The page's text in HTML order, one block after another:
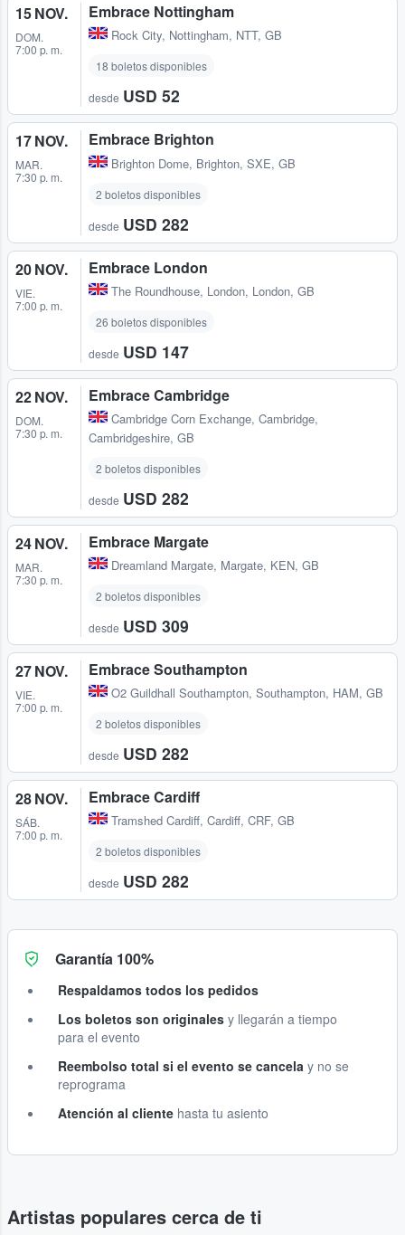
15 NOV.
DOM.
7:00 p. m.
Embrace Nottingham
Rock City, Nottingham, NTT, GB
18 boletos disponibles
desde USD 52
17 NOV.
MAR.
7:30 p. m.
Embrace Brighton
Brighton Dome, Brighton, SXE, GB
2 boletos disponibles
desde USD 282
20 NOV.
VIE.
7:00 p. m.
Embrace London
The Roundhouse, London, London, GB
26 boletos disponibles
desde USD 147
22 NOV.
DOM.
7:30 p. m.
Embrace Cambridge
Cambridge Corn Exchange, Cambridge,
Cambridgeshire, GB
2 boletos disponibles
desde USD 282
24 NOV.
MAR.
7:30 p. m.
Embrace Margate
Dreamland Margate, Margate, KEN, GB
2 boletos disponibles
desde USD 309
27 NOV.
VIE.
7:00 p. m.
Embrace Southampton
O2 Guildhall Southampton, Southampton, HAM, GB
2 boletos disponibles
desde USD 282
28 NOV.
SÁB.
7:00 p. m.
Embrace Cardiff
Tramshed Cardiff, Cardiff, CRF, GB
2 boletos disponibles
desde USD 282
Garantía 100%
Respaldamos todos los pedidos
Los boletos son originales y llegarán a tiempo
para el evento
Reembolso total si el evento se cancela y no se
reprograma
Atención al cliente hasta tu asiento
Artistas populares cerca de ti